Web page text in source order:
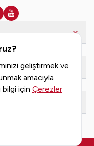
geliştirmek ve
amacıyla
bilgi için Çerezler